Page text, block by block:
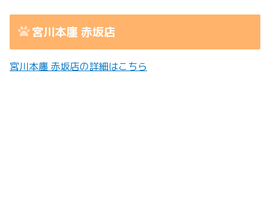
宮川本廛 赤坂店
宮川本廛 赤坂店の詳細はこちら